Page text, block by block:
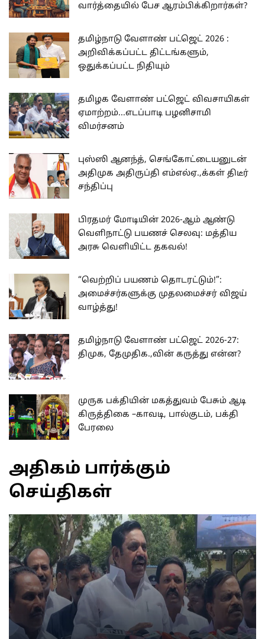
வார்த்தையில் பேச ஆரம்பிக்கிறார்கள்?
தமிழ்நாடு வேளாண் பட்ஜெட் 2026 :
அறிவிக்கப்பட்ட திட்டங்களும்,
ஒதுக்கப்பட்ட நிதியும்
தமிழக வேளாண் பட்ஜெட் விவசாயிகள்
ஏமாற்றம்...எடப்பாடி பழனிசாமி
விமர்சனம்
புஸ்ஸி ஆனந்த், செங்கோட்டையனுடன்
அதிமுக அதிருப்தி எம்எல்ஏ.,க்கள் திடீர்
சந்திப்பு
பிரதமர் மோடியின் 2026-ஆம் ஆண்டு
வெளிநாட்டு பயணச் செலவு: மத்திய
அரசு வெளியிட்ட தகவல்!
“வெற்றிப் பயணம் தொடரட்டும்!”:
அமைச்சர்களுக்கு முதலமைச்சர் விஜய்
வாழ்த்து!
தமிழ்நாடு வேளாண் பட்ஜெட் 2026-27:
திமுக, தேமுதிக.,வின் கருத்து என்ன?
முருக பக்தியின் மகத்துவம் பேசும் ஆடி
கிருத்திகை –காவடி, பால்குடம், பக்தி
பேரலை
அதிகம் பார்க்கும்
செய்திகள்